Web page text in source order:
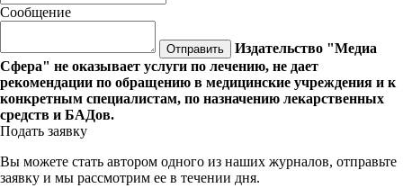
Сообщение
Отправить
Издательство "Медиа
Сфера" не оказывает услуги по лечению, не дает
рекомендации по обращению в медицинские учреждения и к
конкретным специалистам, по назначению лекарственных
средств и БАДов.
Подать заявку
Вы можете стать автором одного из наших журналов, отправьте
заявку и мы рассмотрим ее в течении дня.